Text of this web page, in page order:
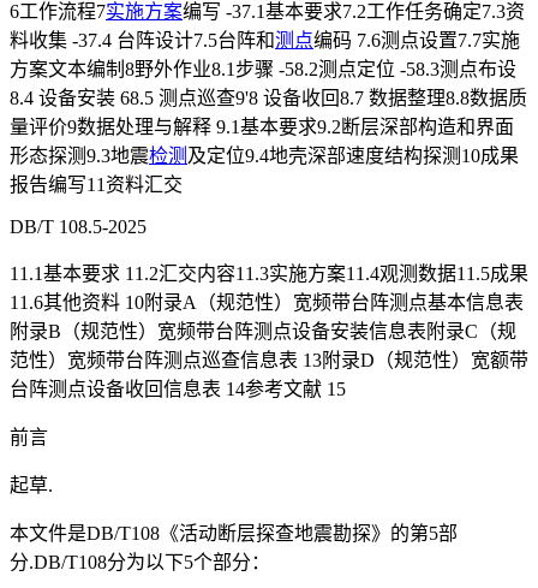
6工作流程7实施方案编写 -37.1基本要求7.2工作任务确定7.3资
料收集 -37.4 台阵设计7.5台阵和测点编码 7.6测点设置7.7实施
方案文本编制8野外作业8.1步骤 -58.2测点定位 -58.3测点布设
8.4 设备安装 68.5 测点巡查9'8 设备收回8.7 数据整理8.8数据质
量评价9数据处理与解释 9.1基本要求9.2断层深部构造和界面
形态探测9.3地震检测 及定位9.4地壳深部速度结构探测10成果
报告编写11资料汇交
DB/T 108.5-2025
11.1基本要求 11.2汇交内容11.3实施方案11.4观测数据11.5成果
11.6其他资料 10附录A（规范性）宽频带台阵测点基本信息表
附录B（规范性）宽频带台阵测点设备安装信息表附录C（规
范性）宽频带台阵测点巡查信息表 13附录D（规范性）宽额带
台阵测点设备收回信息表 14参考文献 15
前言
起草.
本文件是DB/T108《活动断层探查地震勘探》的第5部
分.DB/T108分为以下5个部分：